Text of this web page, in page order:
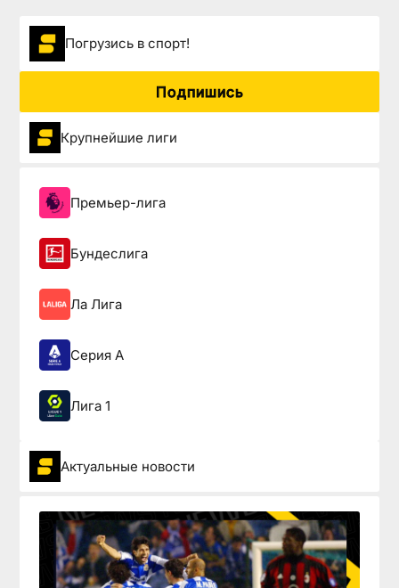
Погрузиcь в спорт!
Подпишись
Крупнейшие лиги
Премьер-лига
Бундеслига
Ла Лига
Серия А
Лига 1
Актуальные новости